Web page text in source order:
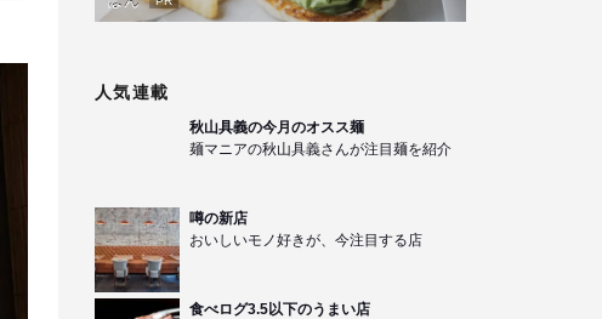
人気連載
秋山具義の今月のオスス麺
麺マニアの秋山具義さんが注目麺を紹介
噂の新店
おいしいモノ好きが、今注目する店
食べログ3.5以下のうまい店